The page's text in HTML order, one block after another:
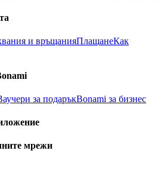
и връщанияПлащанеКак
за подаръкBonami за бизнес
мрежи